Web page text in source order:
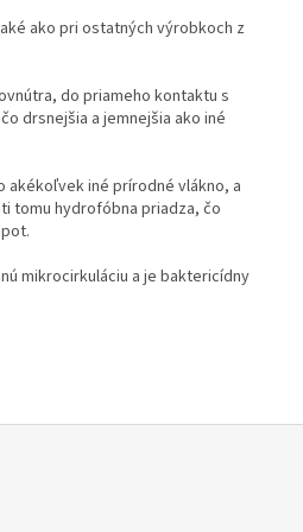
ako pri ostatných výrobkoch z
do priameho kontaktu s
drsnejšia a jemnejšia ako iné
akékoľvek iné prírodné vlákno, a
tomu hydrofóbna priadza, čo
mikrocirkuláciu a je baktericídny